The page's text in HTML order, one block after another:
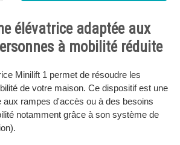
élévatrice adaptée aux
à mobilité réduite
Minilift 1 permet de résoudre les
de votre maison. Ce dispositif est une
aux rampes d'accès ou à des besoins
notamment grâce à son système de